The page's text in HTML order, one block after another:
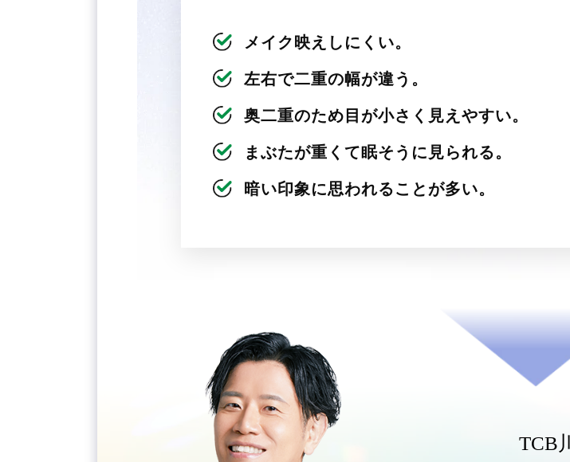
メイク映えしにくい。
左右で二重の幅が違う。
奥二重のため目が小さく見えやすい。
まぶたが重くて眠そうに見られる。
暗い印象に思われることが多い。
TCB